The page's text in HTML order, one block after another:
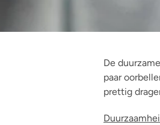
De
paar
prettig